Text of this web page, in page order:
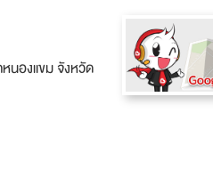
นองแขม จังหวัด